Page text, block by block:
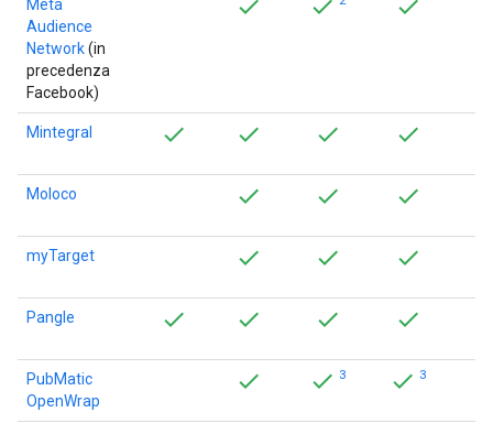
Meta
Audience
Network(in
precedenza
Facebook)
Mintegral
Moloco
myTarget
Pangle
PubMatic
OpenWrap
3 3